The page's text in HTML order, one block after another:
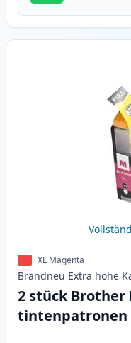
XL Magenta
Brandneu Extra hohe
2 stück Brother
tintenpatronen